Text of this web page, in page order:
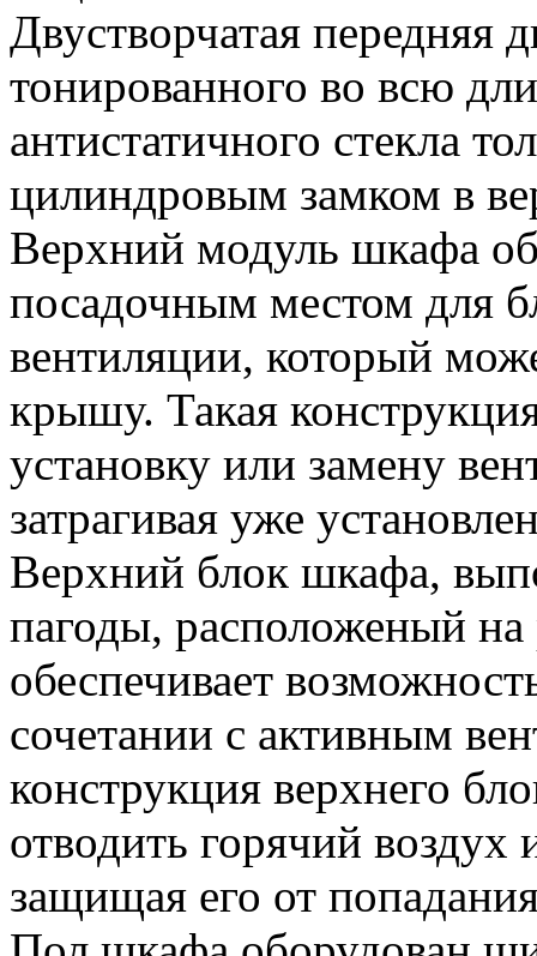
Двустворчатая передняя
тонированного во всю
антистатичного стекла
цилиндровым замком в
Верхний модуль шкафа
посадочным местом для
вентиляции, который
крышу. Такая
установку или замену
затрагивая уже
Верхний блок шкафа,
пагоды, расположеный
обеспечивает
сочетании с активным
конструкция верхнего
отводить горячий
защищая его от